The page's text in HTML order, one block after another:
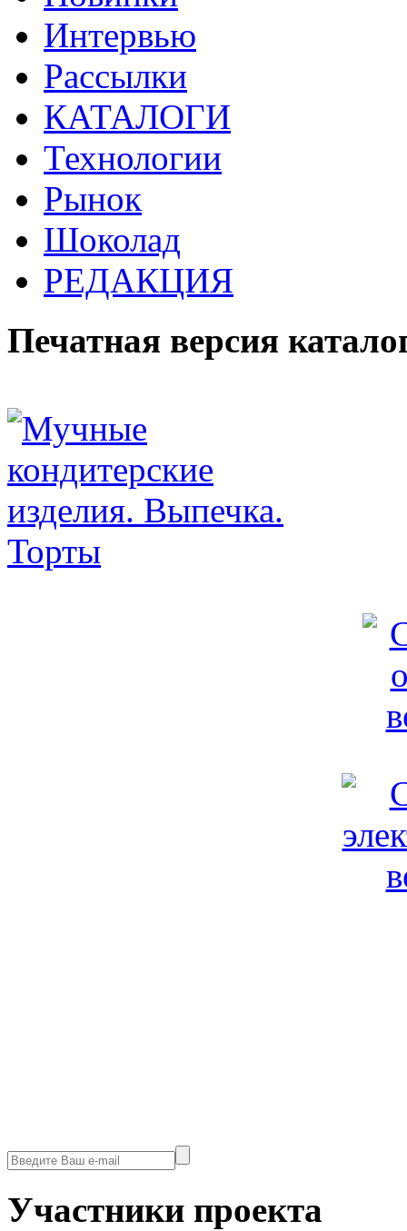
Интервью
Рассылки
КАТАЛОГИ
Технологии
Рынок
Шоколад
РЕДАКЦИЯ
Печатная версия
Участники проекта